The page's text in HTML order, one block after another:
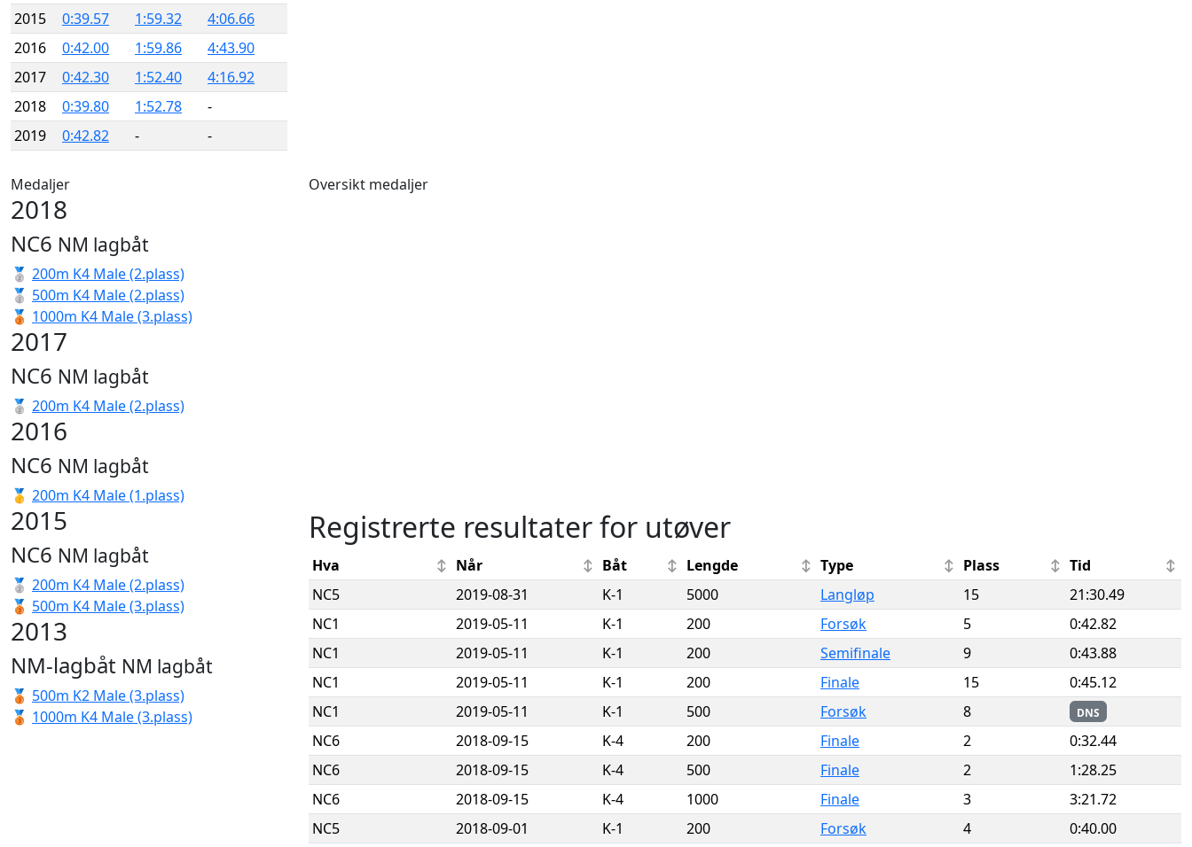
2015
0:39.57 1:59.32
4:06.66
2016
0:42.00 1:59.86
4:43.90
2017
0:42.30 1:52.40
4:16.92
2018
0:39.80 1:52.78
-
2019
0:42.82 - -
Medaljer
2018
NC6 NM lagbåt
🥈 200m K4 Male (2.plass)
🥈 500m K4 Male (2.plass)
🥉 1000m K4 Male (3.plass)
2017
NC6 NM lagbåt
🥈 200m K4 Male (2.plass)
2016
NC6 NM lagbåt
🥇 200m K4 Male (1.plass)
2015
NC6 NM lagbåt
🥈 200m K4 Male (2.plass)
🥉 500m K4 Male (3.plass)
2013
NM-lagbåt NM lagbåt
🥉 500m K2 Male (3.plass)
🥉 1000m K4 Male (3.plass)
Oversikt medaljer
Registrerte resultater for utøver
Hva Når Båt Lengde Type Plass
Tid
NC5
2019-08-31 K-1 5000 Langløp 15
21:30.49
NC1
2019-05-11 K-1 200 Forsøk 5
0:42.82
NC1
2019-05-11 K-1 200 Semifinale 9
0:43.88
NC1
2019-05-11 K-1 200 Finale 15
0:45.12
NC1
2019-05-11 K-1 500 Forsøk 8 DNS
NC6 2018-09-15 K-4 200 Finale 2
0:32.44
NC6
2018-09-15 K-4 500 Finale 2
1:28.25
NC6
2018-09-15 K-4 1000 Finale 3
3:21.72
NC5
2018-09-01 K-1 200 Forsøk 4
0:40.00